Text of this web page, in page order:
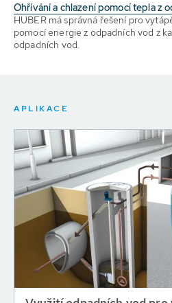
Ohřívání a chlazení pomocí tepla z
HUBER má správná řešení pro
pomocí energie z odpadních vod z
odpadních vod.
APLIKACE